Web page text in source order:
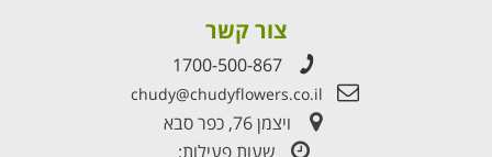
צור קשר
1700-500-867
chudy@chudyflowers.co.il
ויצמן 76, כפר סבא
שעות פעילות: